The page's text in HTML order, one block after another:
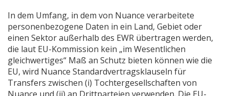
In dem Umfang, in dem von Nuance verarbeitete
personenbezogene Daten in ein Land, Gebiet oder
einen Sektor außerhalb des EWR übertragen werden,
die laut EU-Kommission kein „im Wesentlichen
gleichwertiges“ Maß an Schutz bieten können wie die
EU, wird Nuance Standardvertragsklauseln für
Transfers zwischen (i) Tochtergesellschaften von